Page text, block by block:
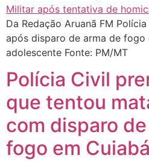
Da Redação Aruanã FM
após disparo de arma de fogo
adolescente Fonte: PM/MT
Polícia Civil
que tentou
com disparo
fogo em Cuiabá